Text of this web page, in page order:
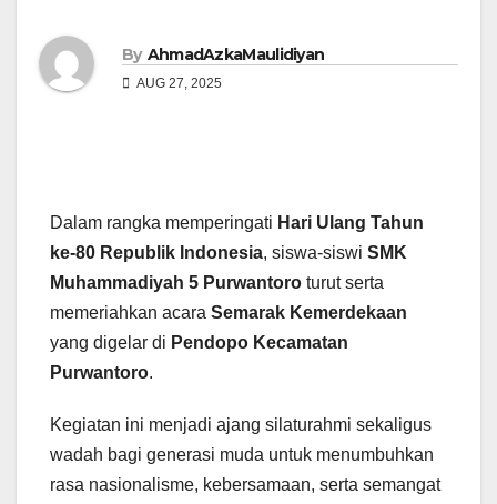
By AhmadAzkaMaulidiyan
AUG 27, 2025
Dalam rangka memperingati Hari Ulang Tahun
ke-80 Republik Indonesia, siswa-siswi SMK
Muhammadiyah 5 Purwantoro turut serta
memeriahkan acara Semarak Kemerdekaan
yang digelar di Pendopo Kecamatan
Purwantoro.
Kegiatan ini menjadi ajang silaturahmi sekaligus
wadah bagi generasi muda untuk menumbuhkan
rasa nasionalisme, kebersamaan, serta semangat